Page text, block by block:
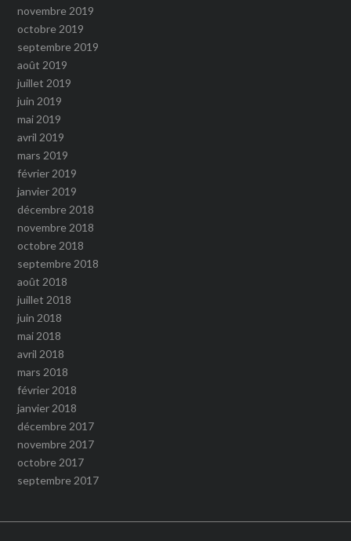
novembre 2019
octobre 2019
septembre 2019
août 2019
juillet 2019
juin 2019
mai 2019
avril 2019
mars 2019
février 2019
janvier 2019
décembre 2018
novembre 2018
octobre 2018
septembre 2018
août 2018
juillet 2018
juin 2018
mai 2018
avril 2018
mars 2018
février 2018
janvier 2018
décembre 2017
novembre 2017
octobre 2017
septembre 2017